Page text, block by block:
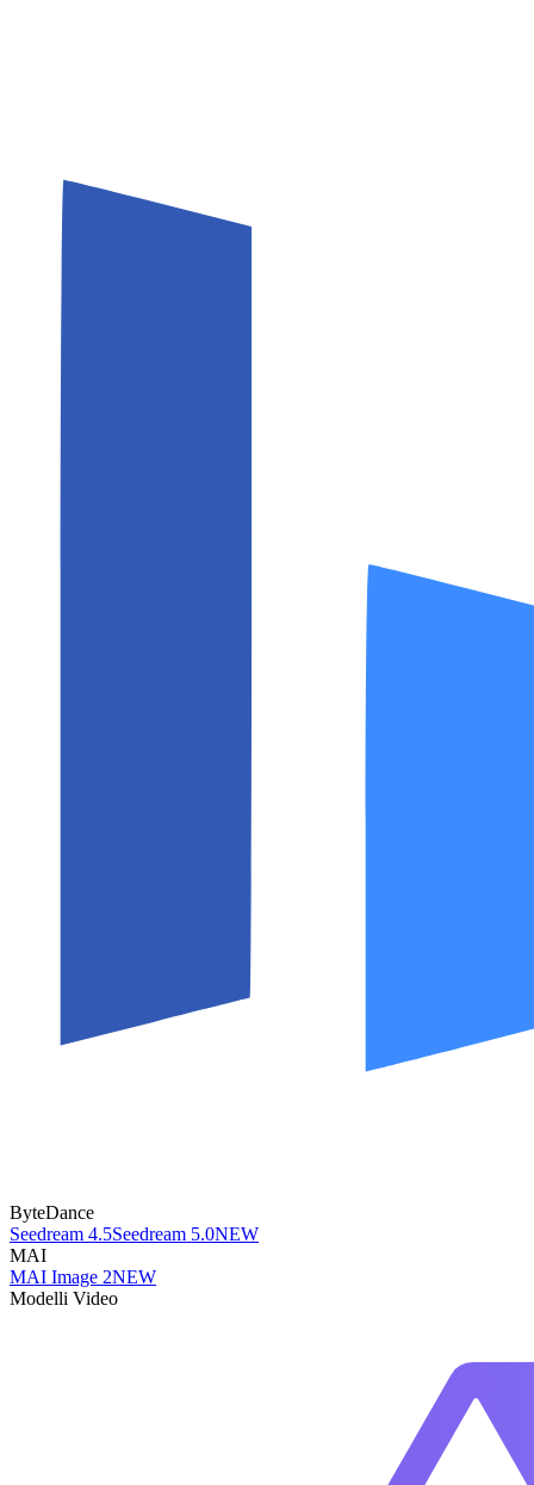
ByteDance
Seedream 4.5Seedream 5.0NEW
MAI
MAI Image 2NEW
Modelli Video